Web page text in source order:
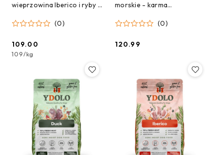
wieprzowina Iberico i ryby -
szczeniąt (2,5kg)
(0)
Cena:
109.00
109/kg
morskie - karma
(0)
Cena:
120.99